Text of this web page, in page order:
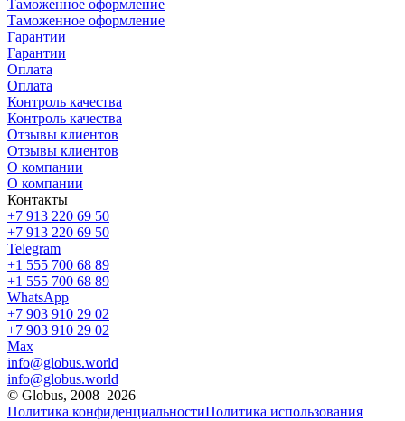
Таможенное оформление
Таможенное оформление
Гарантии
Гарантии
Оплата
Оплата
Контроль качества
Контроль качества
Отзывы клиентов
Отзывы клиентов
О компании
О компании
Контакты
+7 913 220 69 50
+7 913 220 69 50
Telegram
+1 555 700 68 89
+1 555 700 68 89
WhatsApp
+7 903 910 29 02
+7 903 910 29 02
Max
info@globus.world
info@globus.world
© Globus, 2008–2026
Политика конфиденциальностиПолитика использования